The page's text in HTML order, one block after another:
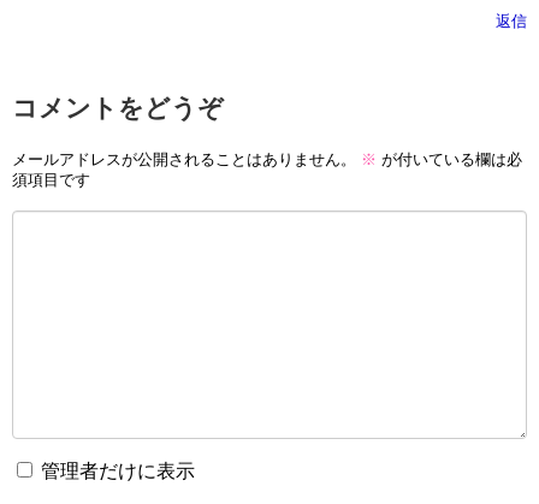
返信
コメントをどうぞ
メールアドレスが公開されることはありません。 ※ が付いている欄は必
須項目です
管理者だけに表示